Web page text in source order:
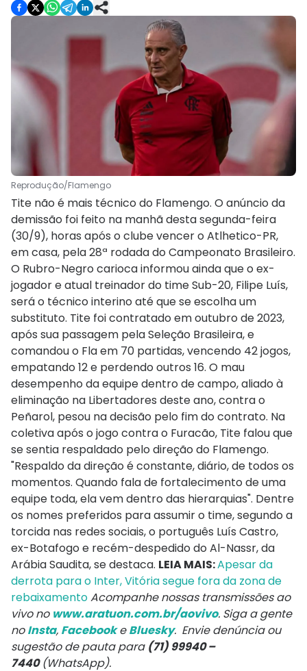
Reprodução/Flamengo
Tite não é mais técnico do Flamengo. O anúncio da
demissão foi feito na manhã desta segunda-feira
(30/9), horas após o clube vencer o Atlhetico-PR,
em casa, pela 28ª rodada do Campeonato Brasileiro.
O Rubro-Negro carioca informou ainda que o ex-
jogador e atual treinador do time Sub-20, Filipe Luís,
será o técnico interino até que se escolha um
substituto. Tite foi contratado em outubro de 2023,
após sua passagem pela Seleção Brasileira, e
comandou o Fla em 70 partidas, vencendo 42 jogos,
empatando 12 e perdendo outros 16. O mau
desempenho da equipe dentro de campo, aliado à
eliminação na Libertadores deste ano, contra o
Peñarol, pesou na decisão pelo fim do contrato. Na
coletiva após o jogo contra o Furacão, Tite falou que
se sentia respaldado pelo direção do Flamengo.
"Respaldo da direção é constante, diário, de todos os
momentos. Quando fala de fortalecimento de uma
equipe toda, ela vem dentro das hierarquias". Dentre
os nomes preferidos para assumir o time, segundo a
torcida nas redes sociais, o português Luís Castro,
ex-Botafogo e recém-despedido do Al-Nassr, da
Arábia Saudita, se destaca. LEIA MAIS:Apesar da
derrota para o Inter, Vitória segue fora da zona de
rebaixamentoAcompanhe nossas transmissões ao
vivo no www.aratuon.com.br/aovivo. Siga a gente
noInsta, FacebookeBluesky. Envie denúncia ou
sugestão de pauta para (71) 99940 –
7440(WhatsApp).